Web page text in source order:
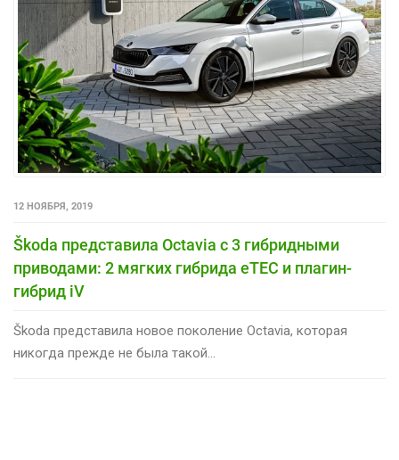
12 НОЯБРЯ, 2019
Škoda представила Octavia с 3 гибридными
приводами: 2 мягких гибрида eTEC и плагин-
гибрид iV
Škoda представила новое поколение Octavia, которая
никогда прежде не была такой...